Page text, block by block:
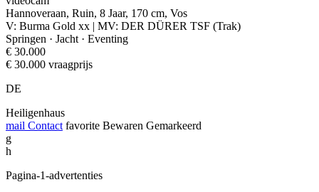
Hannoveraan, Ruin, 8 Jaar, 170 cm, Vos
V: Burma Gold xx | MV: DER DÜRER TSF (Trak)
Springen · Jacht · Eventing
€ 30.000
€ 30.000 vraagprijs
DE
Heiligenhaus
mail Contact favorite Bewaren Gemarkeerd
g
h
Pagina-1-advertenties